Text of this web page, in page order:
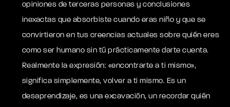
opiniones de terceras personas y conclusiones
inexactas que absorbiste cuando eras niño y que se
convirtieron en tus creencias actuales sobre quién eres
como ser humano sin tú prácticamente darte cuenta.
Realmente la expresión: «encontrarte a ti mismo»,
significa simplemente, volver a ti mismo. Es un
desaprendizaje, es una excavación, un recordar quién